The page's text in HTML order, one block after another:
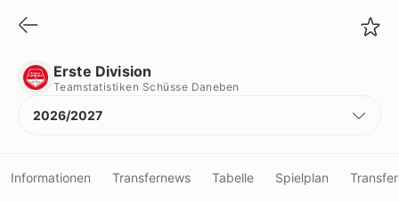
Erste Division
Teamstatistiken Schüsse Daneben
2026/2027
Informationen Transfernews Tabelle Spielplan